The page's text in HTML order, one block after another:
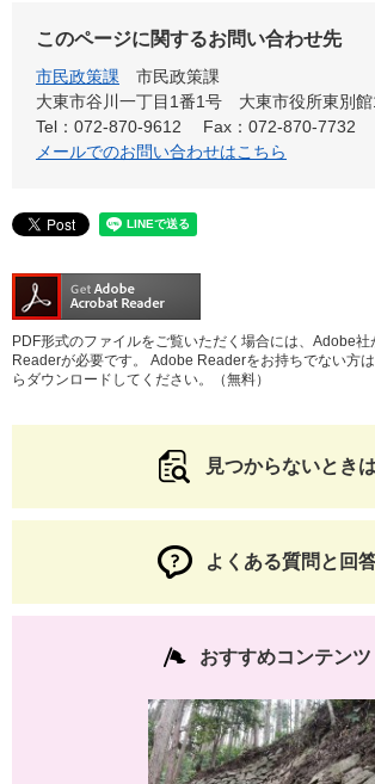
このページに関するお問い合わせ先
市民政策課
市民政策課
大東市谷川一丁目1番1号 大東市役所東別
Tel：072-870-9612
Fax：072-870-7732
メールでのお問い合わせはこちら
PDF形式のファイルをご覧いただく場合には、Adobe
Readerが必要です。
Adobe Readerをお持ちでない方
らダウンロードしてください。（無料）
見つからないときは
よくある質問と回
おすすめコンテンツ